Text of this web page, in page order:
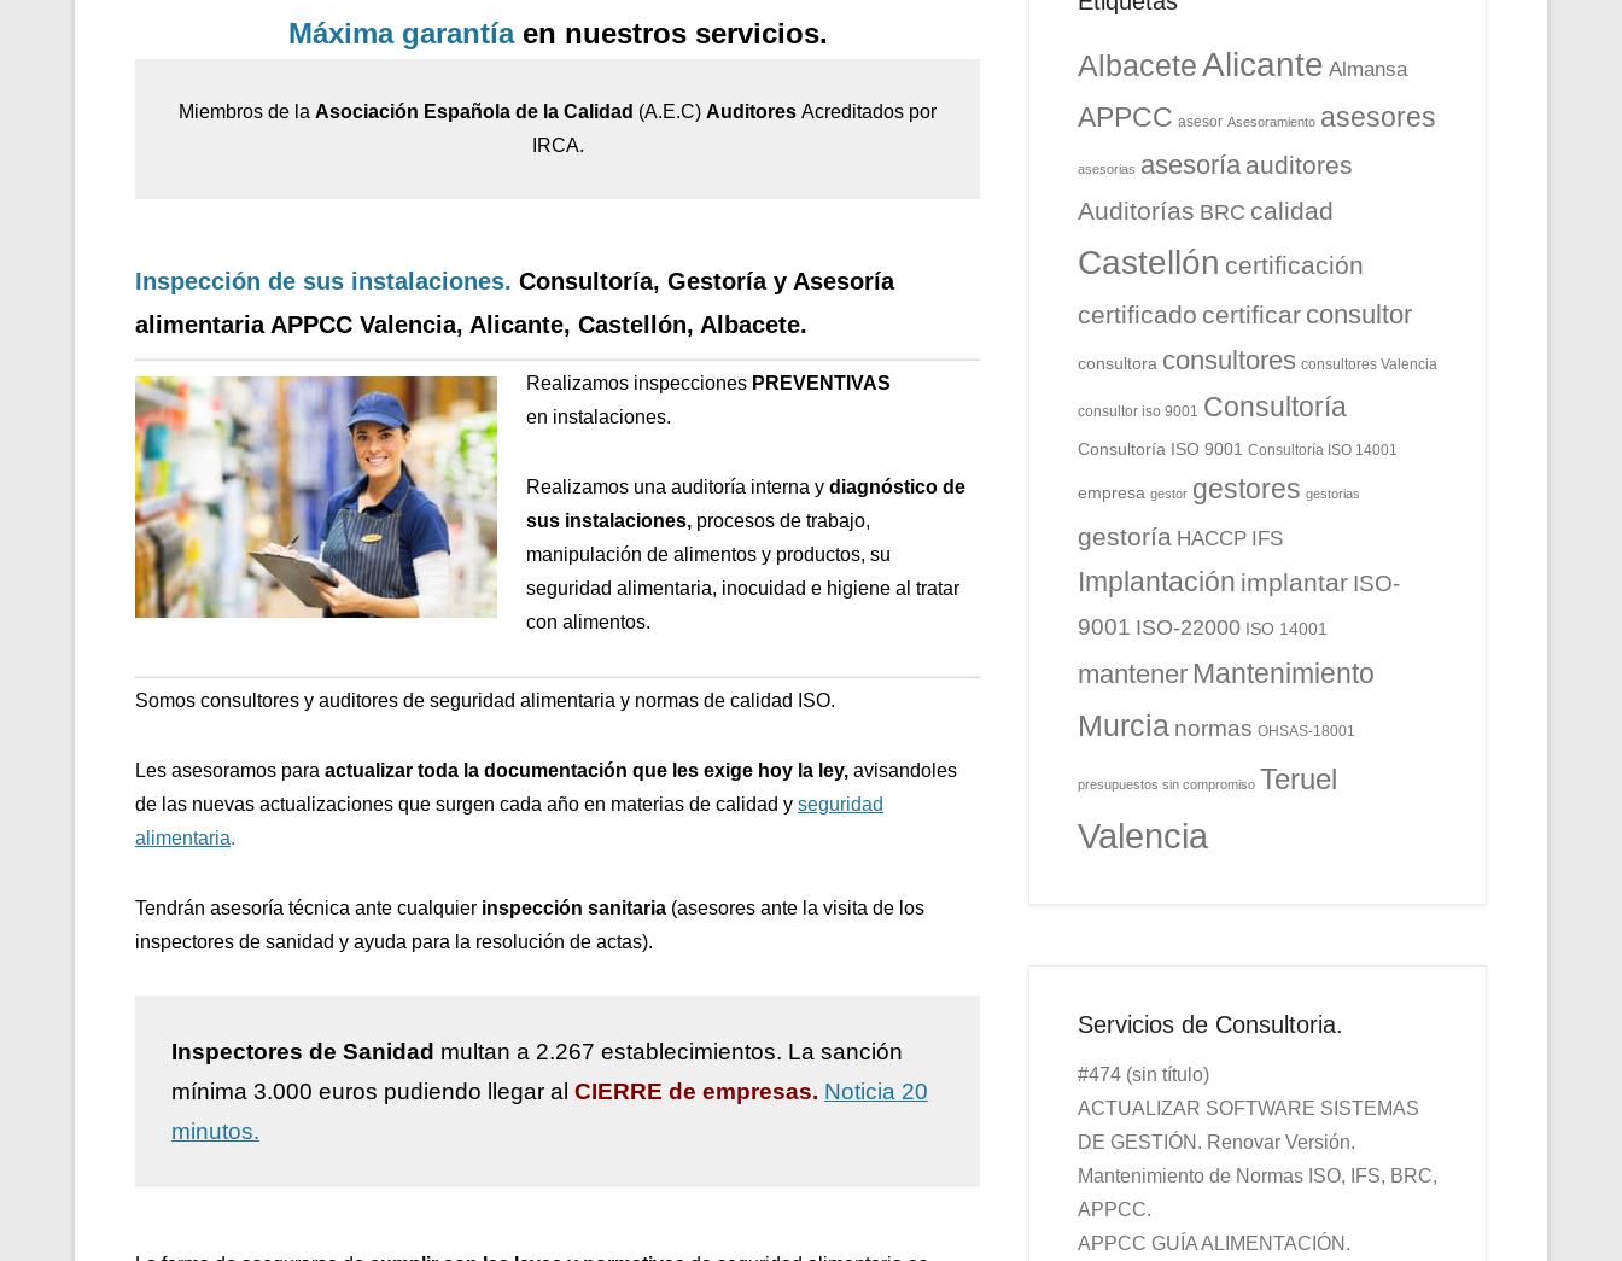
Máxima garantíaen nuestros servicios.
Miembros de la Asociación Española de la Calidad (A.E.C) Auditores Acreditados por
IRCA.
Inspección de sus instalaciones. Consultoría, Gestoría y Asesoría
alimentaria APPCC Valencia, Alicante, Castellón, Albacete.
Realizamos inspecciones PREVENTIVAS
en instalaciones.
Realizamos una auditoría interna y diagnóstico de
sus instalaciones, procesos de trabajo,
manipulación de alimentos y productos, su
seguridad alimentaria, inocuidad e higiene al tratar
con alimentos.
Somos consultores y auditores de seguridad alimentaria y normas de calidad ISO.
Les asesoramos para actualizar toda la documentación que les exige hoy la ley, avisandoles
de las nuevas actualizaciones que surgen cada año en materias de calidad y seguridad
alimentaria.
Tendrán asesoría técnica ante cualquier inspección sanitaria (asesores ante la visita de los
inspectores de sanidad y ayuda para la resolución de actas).
Inspectores de Sanidad multan a 2.267 establecimientos. La sanción
mínima 3.000 euros pudiendo llegar al CIERRE de empresas. Noticia 20
minutos.
AlbaceteAlicante Almansa
APPCC asesor Asesoramiento asesores
asesorias asesoría auditores
Auditorías BRC calidad
Castellón certificación
certificado certificar consultor
consultora consultores consultores Valencia
consultor iso 9001 Consultoría
Consultoría ISO 9001 Consultoría ISO 14001
empresa gestor gestores gestorias
gestoría HACCP IFS
Implantación implantar ISO-
9001 ISO-22000 ISO 14001
mantener Mantenimiento
Murcia normas OHSAS-18001
presupuestos sin compromiso Teruel
Valencia
Servicios de Consultoria.
#474 (sin título)
ACTUALIZAR SOFTWARE SISTEMAS
DE GESTIÓN. Renovar Versión.
Mantenimiento de Normas ISO, IFS, BRC,
APPCC.
APPCC GUÍA ALIMENTACIÓN.